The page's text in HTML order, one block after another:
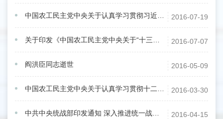
2016-07-19
中国农工民主党中央关于认真学习贯彻习近平总书记“七一”重要讲话精神的通知
2016-07-07
关于印发《中国农工民主党中央关于“十三五”期间全党参与精准扶贫精准脱贫工作的指导意见》的通知
2016-05-09
阎洪臣同志逝世
2016-03-30
中国农工民主党中央关于认真学习贯彻十二届全国人大四次会议和全国政协十二届四次会议精神的通知
2016-04-15
中共中央统战部印发通知 深入推进统一战线凝心聚力“十三五”行动